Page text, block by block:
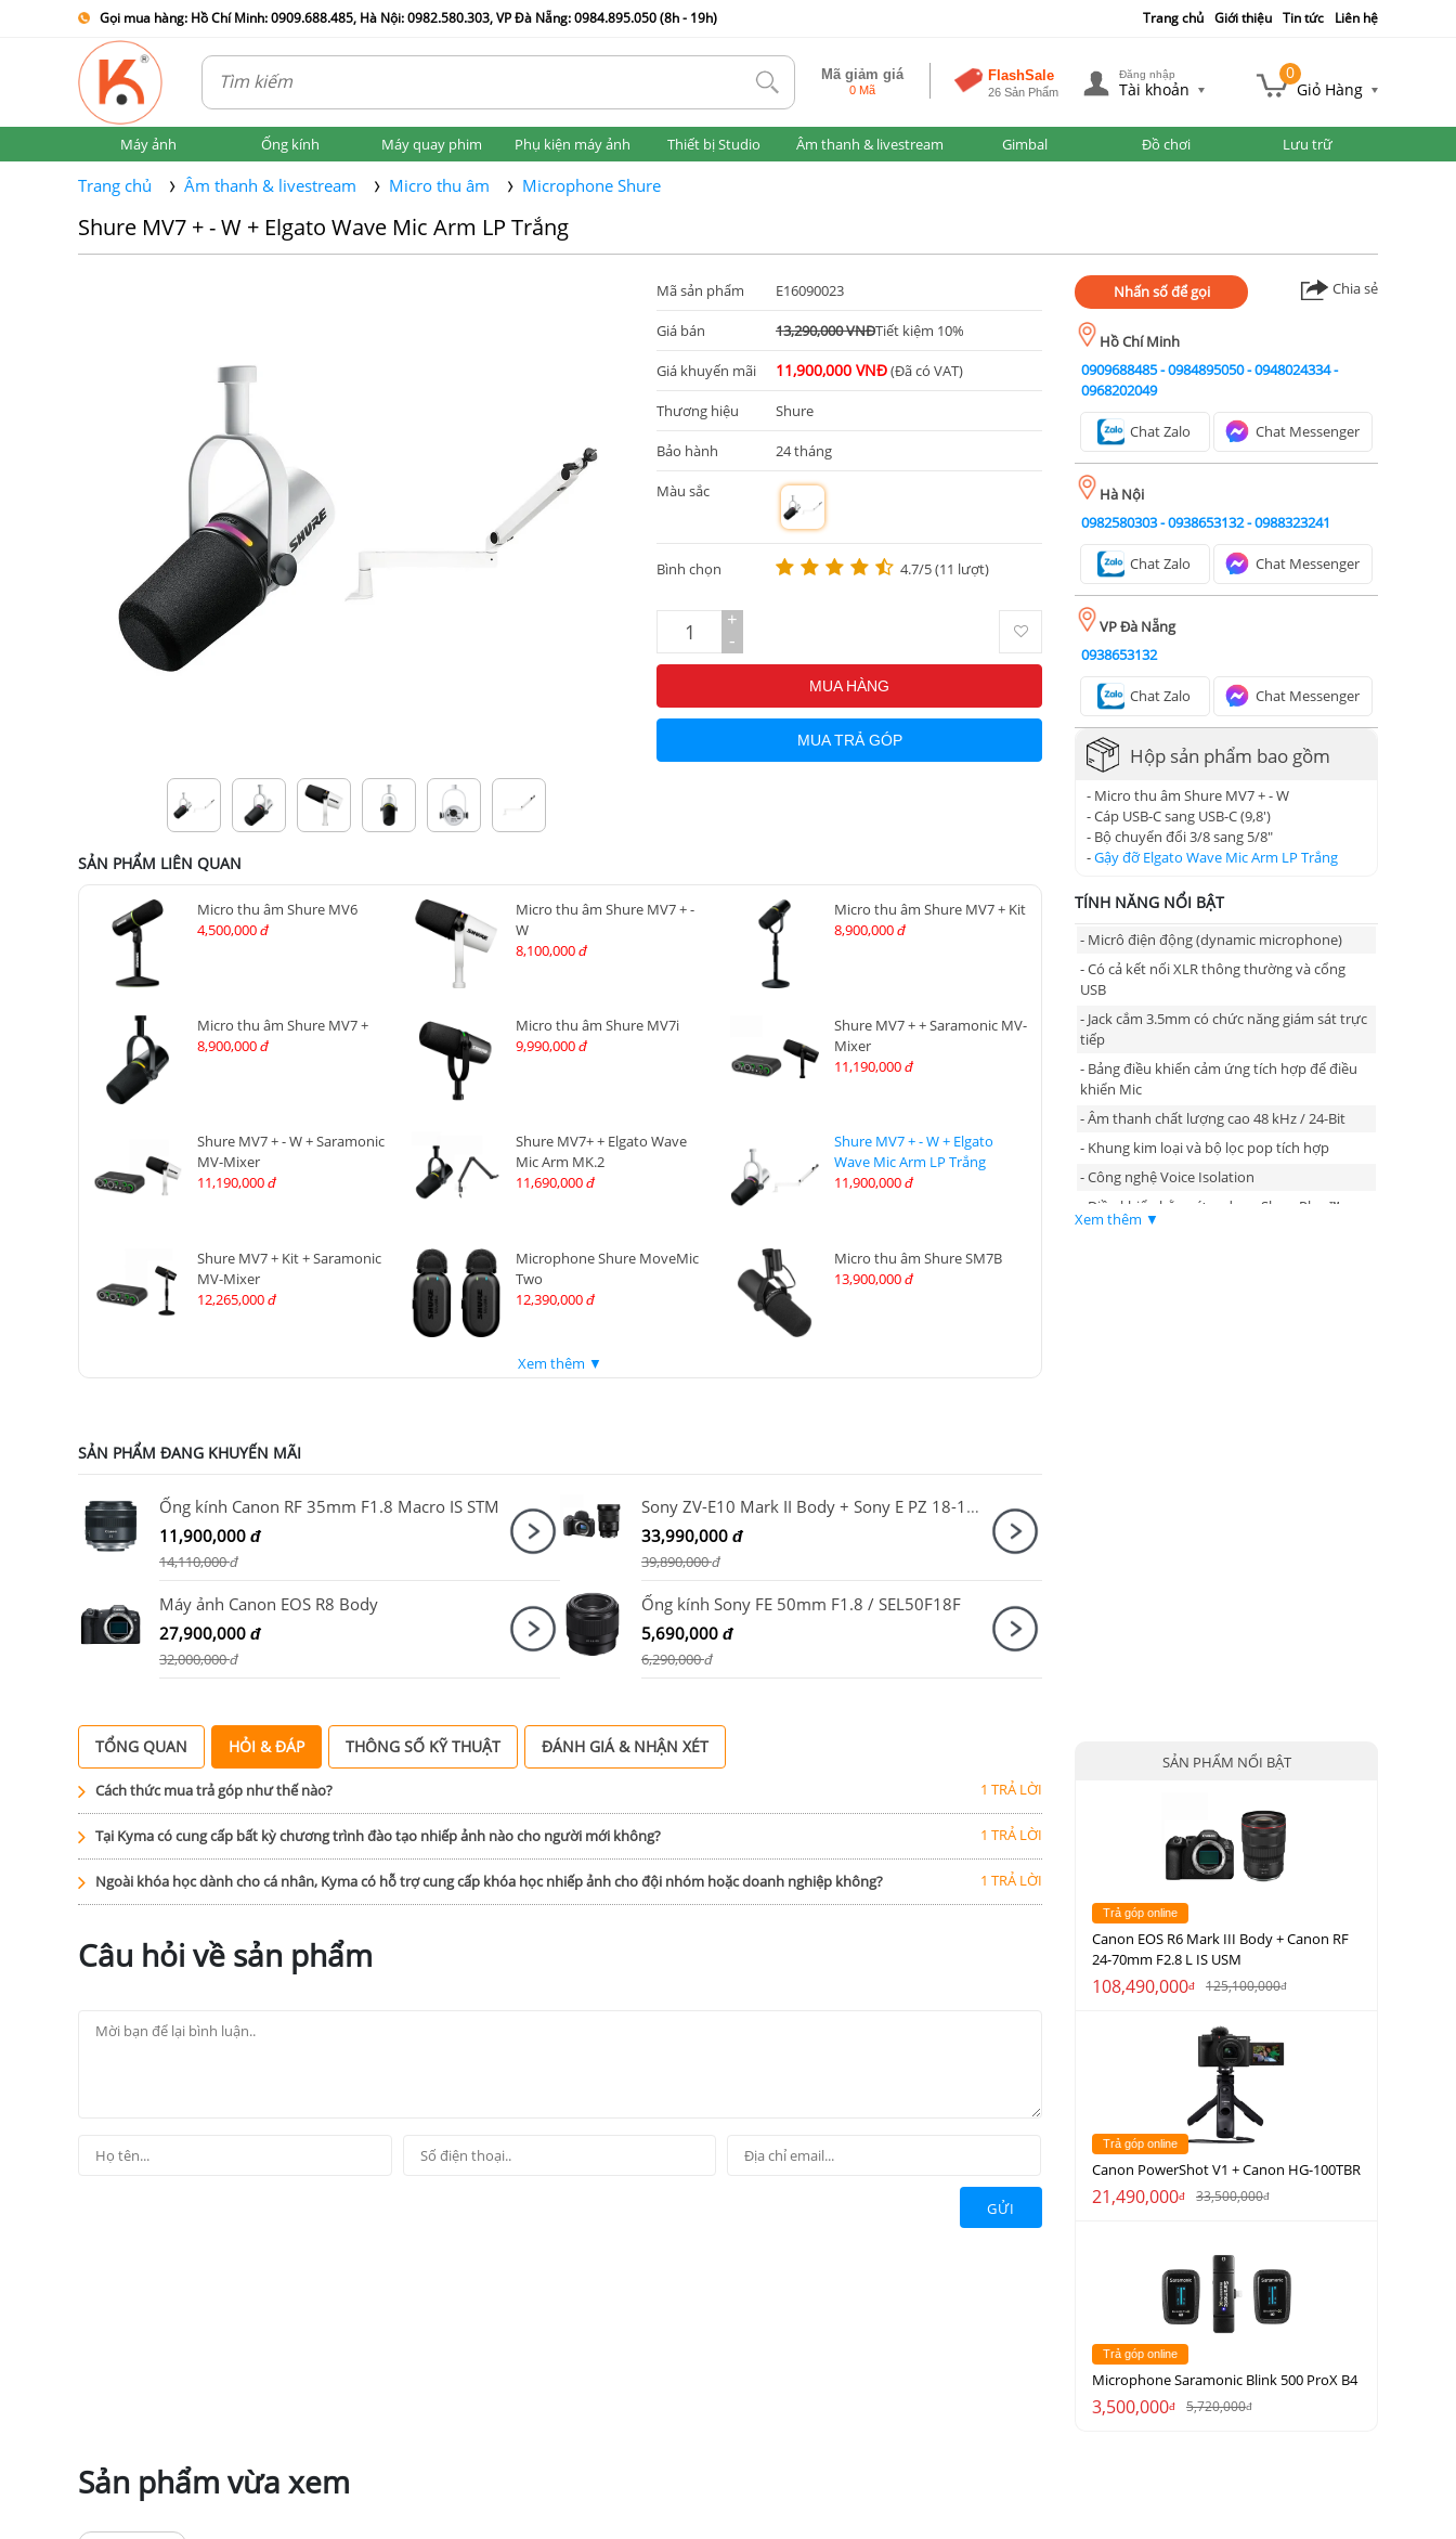
Gọi mua hàng: Hồ Chí Minh: 0909.688.485, Hà Nội: 0982.580.303, VP Đà Nẵng: 0984.895.050 (8h - 19h) Trang chủ Giới thiệu Tin tức Liên hệ
tlk Mã giảm giá
0 Mã
FlashSale
26 Sản Phẩm
Đăng nhập
Tài khoản
0
Giỏ Hàng
Máy ảnh Ống kính Máy quay phim Phụ kiện máy ảnh Thiết bị Studio Âm thanh & livestream Gimbal Đồ chơi Lưu trữ
Trang chủ Âm thanh & livestream Micro thu âm Microphone Shure
Shure MV7 + - W + Elgato Wave Mic Arm LP Trắng
Mã sản phẩm E16090023
Giá bán 13,290,000 VNĐTiết kiệm 10%
Giá khuyến mãi 11,900,000 VNĐ(Đã có VAT)
Thương hiệu Shure
Bảo hành 24 tháng
Màu sắc
m
Bình chọn 4.7/5 (11 lượt)
+
-
MUA HÀNG
MUA TRẢ GÓP
SẢN PHẨM LIÊN QUAN
Micro thu âm Shure MV6
4,500,000 đ
Micro thu âm Shure MV7 + -
W
8,100,000 đ
Micro thu âm Shure MV7 + Kit
8,900,000 đ
Micro thu âm Shure MV7 +
8,900,000 đ
Micro thu âm Shure MV7i
9,990,000 đ
Shure MV7 + + Saramonic MV-
Mixer
11,190,000 đ
Shure MV7 + - W + Saramonic
MV-Mixer
11,190,000 đ
Shure MV7+ + Elgato Wave
Mic Arm MK.2
11,690,000 đ
Shure MV7 + - W + Elgato
Wave Mic Arm LP Trắng
11,900,000 đ
Shure MV7 + Kit + Saramonic
MV-Mixer
12,265,000 đ
Microphone Shure MoveMic
Two
12,390,000 đ
Micro thu âm Shure SM7B
13,900,000 đ
Xem thêm ▼
SẢN PHẨM ĐANG KHUYẾN MÃI
Ống kính Canon RF 35mm F1.8 Macro IS STM
11,900,000 đ
14,110,000đ
Sony ZV-E10 Mark II Body + Sony E PZ 18-105mm F4 G OSS
33,990,000 đ
39,890,000đ
Máy ảnh Canon EOS R8 Body
27,900,000 đ
32,000,000đ
Ống kính Sony FE 50mm F1.8 / SEL50F18F
5,690,000 đ
6,290,000đ
Nhấn số để gọi Chia sẻ
Hồ Chí Minh
0909688485-0984895050-0948024334-
0968202049
Chat Zalo Chat Messenger
Hà Nội
0982580303-0938653132-0988323241
Chat Zalo Chat Messenger
VP Đà Nẵng
0938653132
Chat Zalo Chat Messenger
Hộp sản phẩm bao gồm
- Micro thu âm Shure MV7 + - W
- Cáp USB-C sang USB-C (9,8')
- Bộ chuyển đổi 3/8 sang 5/8"
-Gậy đỡ Elgato Wave Mic Arm LP Trắng
TÍNH NĂNG NỔI BẬT
- Micrô điện động (dynamic microphone)
- Có cả kết nối XLR thông thường và cổng
USB
- Jack cắm 3.5mm có chức năng giám sát trực
tiếp
- Bảng điều khiển cảm ứng tích hợp để điều
khiển Mic
- Âm thanh chất lượng cao 48 kHz / 24-Bit
- Khung kim loại và bộ lọc pop tích hợp
- Công nghệ Voice Isolation
- Điều khiển bằng ứng dụng ShurePlus ™
MOTIV
Xem thêm ▼
TỔNG QUAN HỎI & ĐÁP THÔNG SỐ KỸ THUẬT ĐÁNH GIÁ & NHẬN XÉT
Cách thức mua trả góp như thế nào? 1 TRẢ LỜI
Tại Kyma có cung cấp bất kỳ chương trình đào tạo nhiếp ảnh nào cho người mới không? 1 TRẢ LỜI
Ngoài khóa học dành cho cá nhân, Kyma có hỗ trợ cung cấp khóa học nhiếp ảnh cho đội nhóm hoặc doanh nghiệp không? 1 TRẢ LỜI
Câu hỏi về sản phẩm
GỬI
SẢN PHẨM NỔI BẬT
Trả góp online
Canon EOS R6 Mark III Body + Canon RF
24-70mm F2.8 L IS USM
108,490,000đ 125,100,000đ
Trả góp online
Canon PowerShot V1 + Canon HG-100TBR
21,490,000đ 33,500,000đ
Trả góp online
Microphone Saramonic Blink 500 ProX B4
3,500,000đ 5,720,000đ
Sản phẩm vừa xem